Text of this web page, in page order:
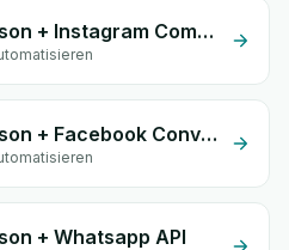
DHD Livraison + Instagram Comment
DHD Livraison + Facebook Conversion API (CAPI)
+ Whatsapp API